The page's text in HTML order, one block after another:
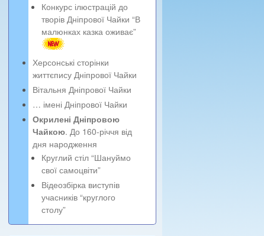
Конкурс ілюстрацій до
творів Дніпрової Чайки “В
малюнках казка оживає”
Херсонські сторінки
життєпису Дніпрової Чайки
Вітальня Дніпрової Чайки
… імені Дніпрової Чайки
Окрилені Дніпровою
Чайкою. До 160-річчя від
дня народження
Круглий стіл “Шануймо
свої самоцвіти”
Відеозбірка виступів
учасників “круглого
столу”